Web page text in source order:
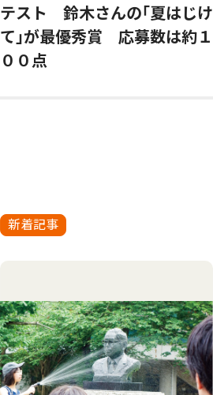
テスト 鈴木さんの｢夏はじけ
て｣が最優秀賞 応募数は約１
００点
新着記事